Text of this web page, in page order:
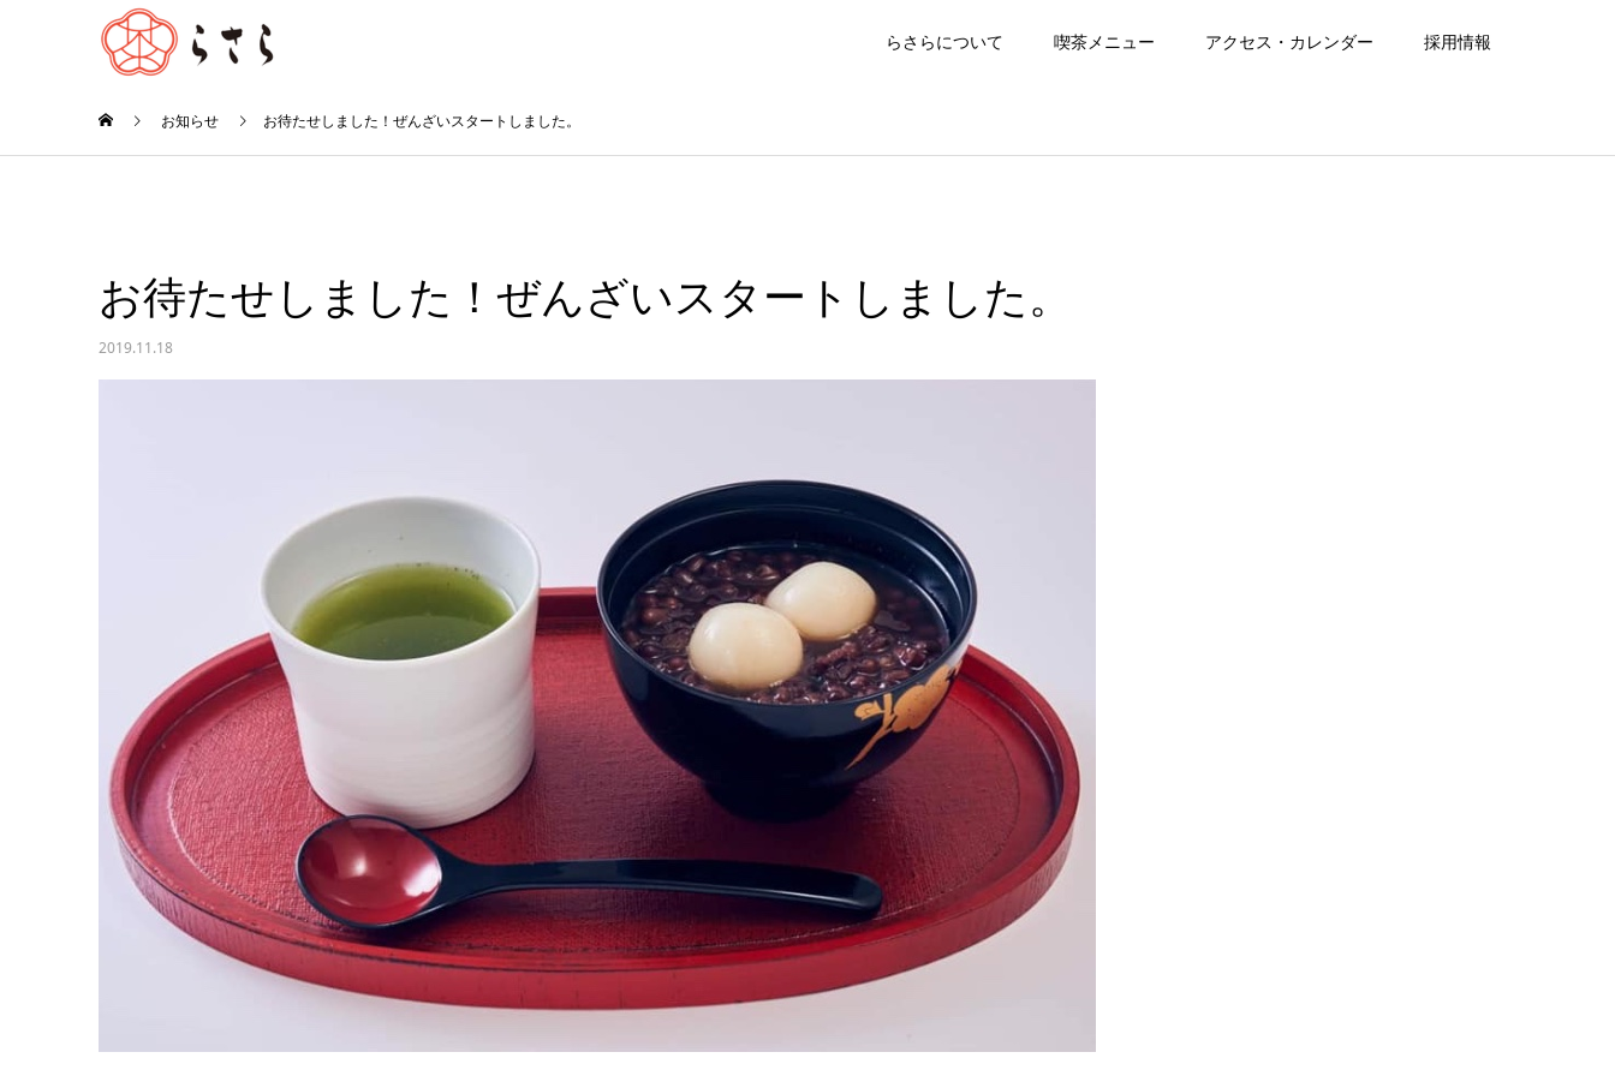
らさらについて 喫茶メニュー アクセス・カレンダー 採用情報
お知らせ お待たせしました！ぜんざいスタートしました。
お待たせしました！ぜんざいスタートしました。
2019.11.18